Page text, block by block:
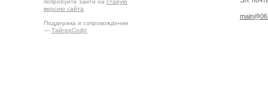
попробуйте зайти на старую
версию сайта
Поддержка и сопровождение
— ТайгерСофт